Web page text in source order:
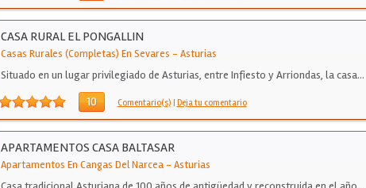
CASA RURAL EL PONGALLIN
Casas Rurales (Completas) En Sevares - Asturias
Situado en un lugar privilegiado de Asturias, entre Infiesto y Arriondas, la casa…
10 Comentario(s) | Deja tu comentario
APARTAMENTOS CASA BALTASAR
Apartamentos En Cangas Del Narcea- Asturias